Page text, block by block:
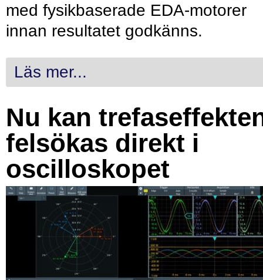
med fysikbaserade EDA-motorer
innan resultatet godkänns.
Läs mer...
Nu kan
felsökas direkt i
oscilloskopet